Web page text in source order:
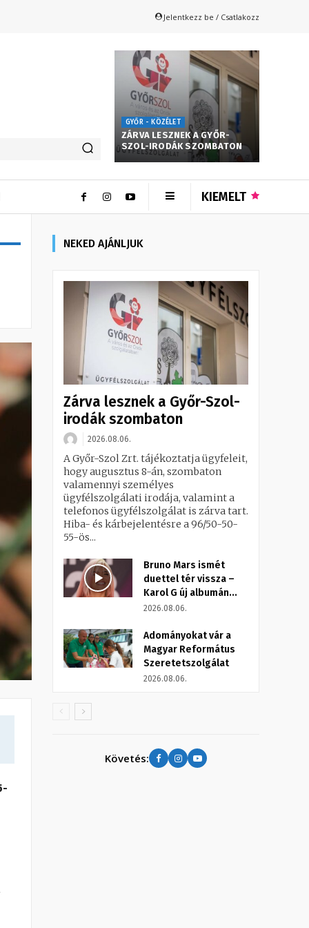
Jelentkezz be / Csatlakozz
GYŐR - KÖZÉLET
ZÁRVA LESZNEK A GYŐR-
SZOL-IRODÁK SZOMBATON
KIEMELT
NEKED AJÁNLJUK
Zárva lesznek a Győr-Szol-
irodák szombaton
2026.08.06.
A Győr-Szol Zrt. tájékoztatja ügyfeleit,
hogy augusztus 8-án, szombaton
valamennyi személyes
ügyfélszolgálati irodája, valamint a
telefonos ügyfélszolgálat is zárva tart.
Hiba- és kárbejelentésre a 96/50-50-
55-ös...
Bruno Mars ismét
duettel tér vissza –
Karol G új albumán...
2026.08.06.
Adományokat vár a
Magyar Református
Szeretetszolgálat
2026.08.06.
Követés: